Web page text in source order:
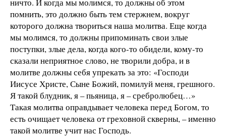
ничто. И когда мы молимся, то должны об этом
помнить, это должно быть тем стержнем, вокруг
которого должна твориться наша молитва. Еще когда
мы молимся, то должны припоминать свои злые
поступки, злые дела, когда кого-то обидели, кому-то
сказали неприятное слово, не творили добра, и в
молитве должны себя упрекать за это: «Господи
Иисусе Христе, Сыне Божий, помилуй меня, грешного.
Я такой блудник, я – пьяница, я – сребролюбец…»
Такая молитва оправдывает человека перед Богом, то
есть очищает человека от греховной скверны, – именно
такой молитве учит нас Господь.